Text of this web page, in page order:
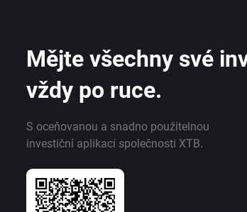
Mějte všechny své
vždy po ruce.
S oceňovanou a snadno použitelnou
investiční aplikací společnosti XTB.